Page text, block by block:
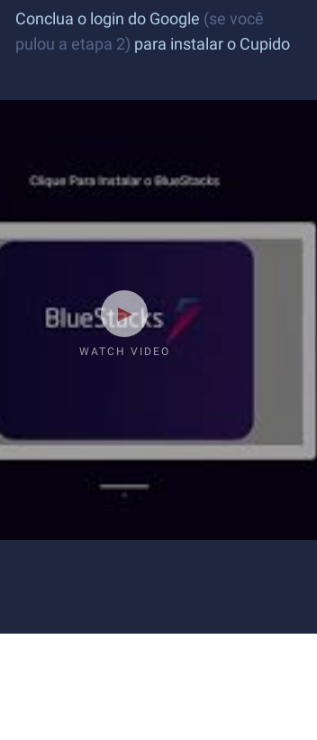
Conclua o login do Google (se você
pulou a etapa 2) para instalar o Cupido
WATCH VIDEO